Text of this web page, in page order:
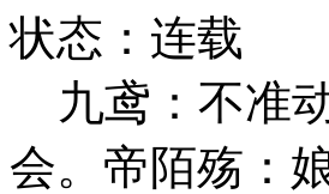
状态：连载
九鸢：不准
会。帝陌殇：